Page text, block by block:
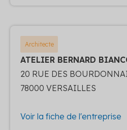
Architecte
ATELIER BERNARD
20 RUE DES
78000 VERSAILLES
Voir la fiche de l'entreprise